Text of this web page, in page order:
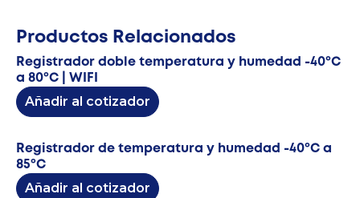
Productos Relacionados
Registrador doble temperatura y humedad -40ºC
a 80ºC | WIFI
Añadir al cotizador
Registrador de temperatura y humedad -40ºC a
85ºC
Añadir al cotizador